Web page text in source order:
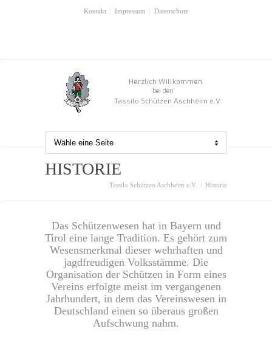
Kontakt Impressum Datenschutz
Herzlich Willkommen
bei den
Tassilo Schützen Aschheim e.V.
HISTORIE
Tassilo Schützen Aschheim e.V. Historie
Das Schützenwesen hat in Bayern und
Tirol eine lange Tradition. Es gehört zum
Wesensmerkmal dieser wehrhaften und
jagdfreudigen Volksstämme. Die
Organisation der Schützen in Form eines
Vereins erfolgte meist im vergangenen
Jahrhundert, in dem das Vereinswesen in
Deutschland einen so überaus großen
Aufschwung nahm.